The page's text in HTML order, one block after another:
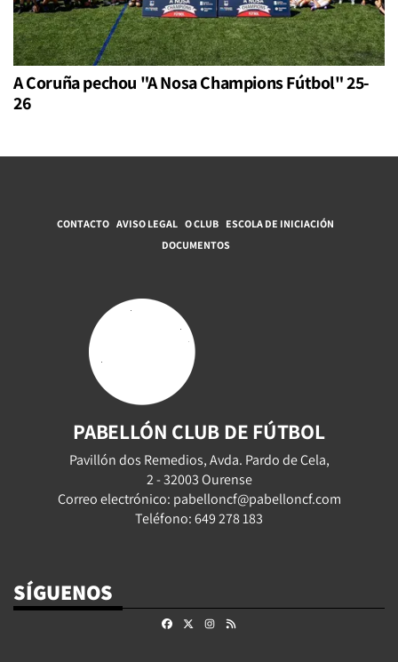
A Coruña pechou "A Nosa Champions Fútbol" 25-
26
CONTACTO AVISO LEGAL O CLUB ESCOLA DE INICIACIÓN
DOCUMENTOS
PABELLÓN CLUB DE FÚTBOL
Pavillón dos Remedios, Avda. Pardo de Cela,
2 - 32003 Ourense
Correo electrónico: pabelloncf@pabelloncf.com
Teléfono: 649 278 183
SÍGUENOS
FacebookInstagram